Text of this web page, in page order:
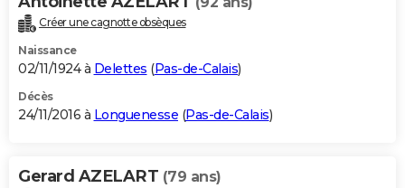
Créer une cagnotte obsèques
Naissance
02/11/1924 à Delettes (Pas-de-Calais)
Décès
24/11/2016 à Longuenesse (Pas-de-Calais)
Gerard AZELART (79 ans)